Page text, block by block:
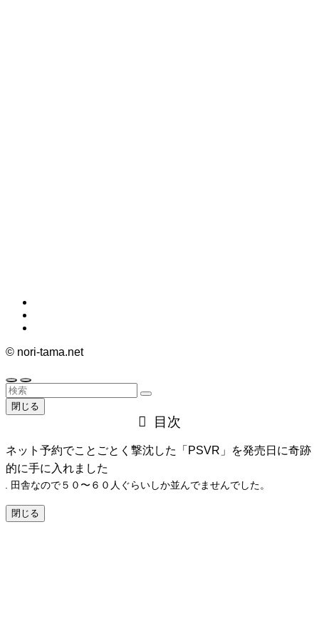
© nori-tama.net
閉じる
目次
ネット予約でことごとく撃沈した「PSVR」を発売日に奇跡
的に手に入れました
田舎なので５０〜６０人ぐらいしか並んでませんでした。
閉じる